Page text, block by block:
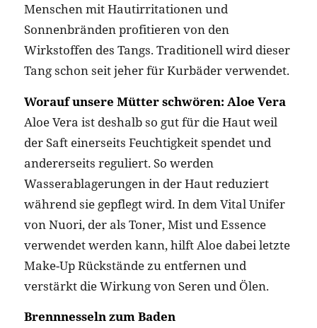
Menschen mit Hautirritationen und
Sonnenbränden profitieren von den
Wirkstoffen des Tangs. Traditionell wird dieser
Tang schon seit jeher für Kurbäder verwendet.
Worauf unsere Mütter schwören: Aloe Vera
Aloe Vera ist deshalb so gut für die Haut weil
der Saft einerseits Feuchtigkeit spendet und
andererseits reguliert. So werden
Wasserablagerungen in der Haut reduziert
während sie gepflegt wird. In dem Vital Unifer
von Nuori, der als Toner, Mist und Essence
verwendet werden kann, hilft Aloe dabei letzte
Make-Up Rückstände zu entfernen und
verstärkt die Wirkung von Seren und Ölen.
Brennnesseln zum Baden